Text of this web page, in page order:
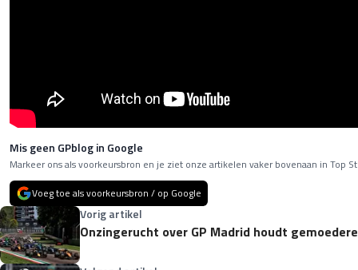
Mis geen GPblog in Google
Markeer ons als voorkeursbron en je ziet onze artikelen vaker bovenaan in Top
Voeg toe als voorkeursbron / op Google
Vorig artikel
Onzingerucht over GP Madrid houdt